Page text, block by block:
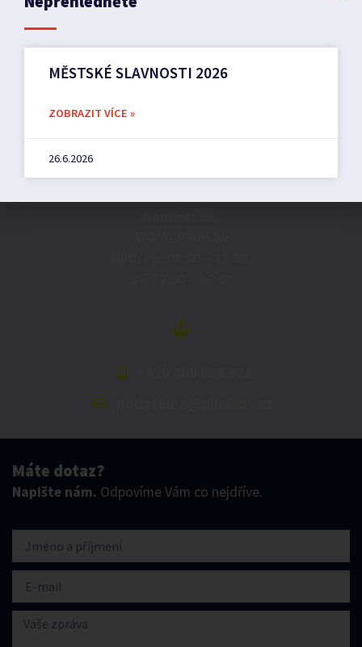
Máte dotaz?
Napište nám. Odpovíme Vám co nejdříve.
MĚSTSKÉ SLAVNOSTI 2026
ZOBRAZIT VÍCE »
26.6.2026